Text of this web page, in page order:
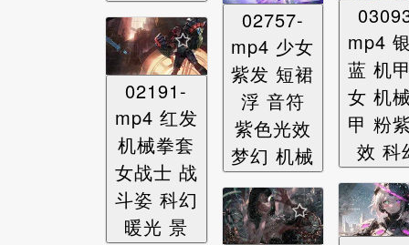
02191-
mp4 红发
机械拳套
女战士 战
斗姿 科幻
暖光 景
02757-
mp4 少女
紫发 短裙
浮 音符
紫色光效
梦幻 机械
mp4
蓝 机
女 机
甲 粉
效 科